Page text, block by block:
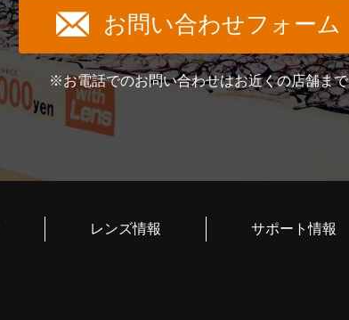
お問い合わせフォーム
※お電話でのお問い合わせはお近くの店舗まで
レンズ情報 サポート情報